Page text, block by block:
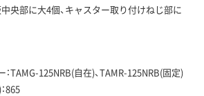
央部に大4個、キャスター取り付けねじ部に
TAMG-125NRB(自在)、TAMR-125NRB(固定)
865